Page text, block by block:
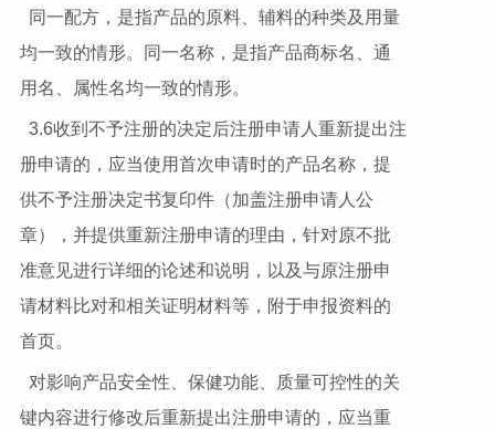
同一配方，是指产品的原料、辅料的种类及用量
均一致的情形。同一名称，是指产品商标名、通
用名、属性名均一致的情形。
3.6收到不予注册的决定后注册申请人重新提出注
册申请的，应当使用首次申请时的产品名称，提
供不予注册决定书复印件（加盖注册申请人公
章），并提供重新注册申请的理由，针对原不批
准意见进行详细的论述和说明，以及与原注册申
请材料比对和相关证明材料等，附于申报资料的
首页。
对影响产品安全性、保健功能、质量可控性的关
键内容进行修改后重新提出注册申请的，应当重